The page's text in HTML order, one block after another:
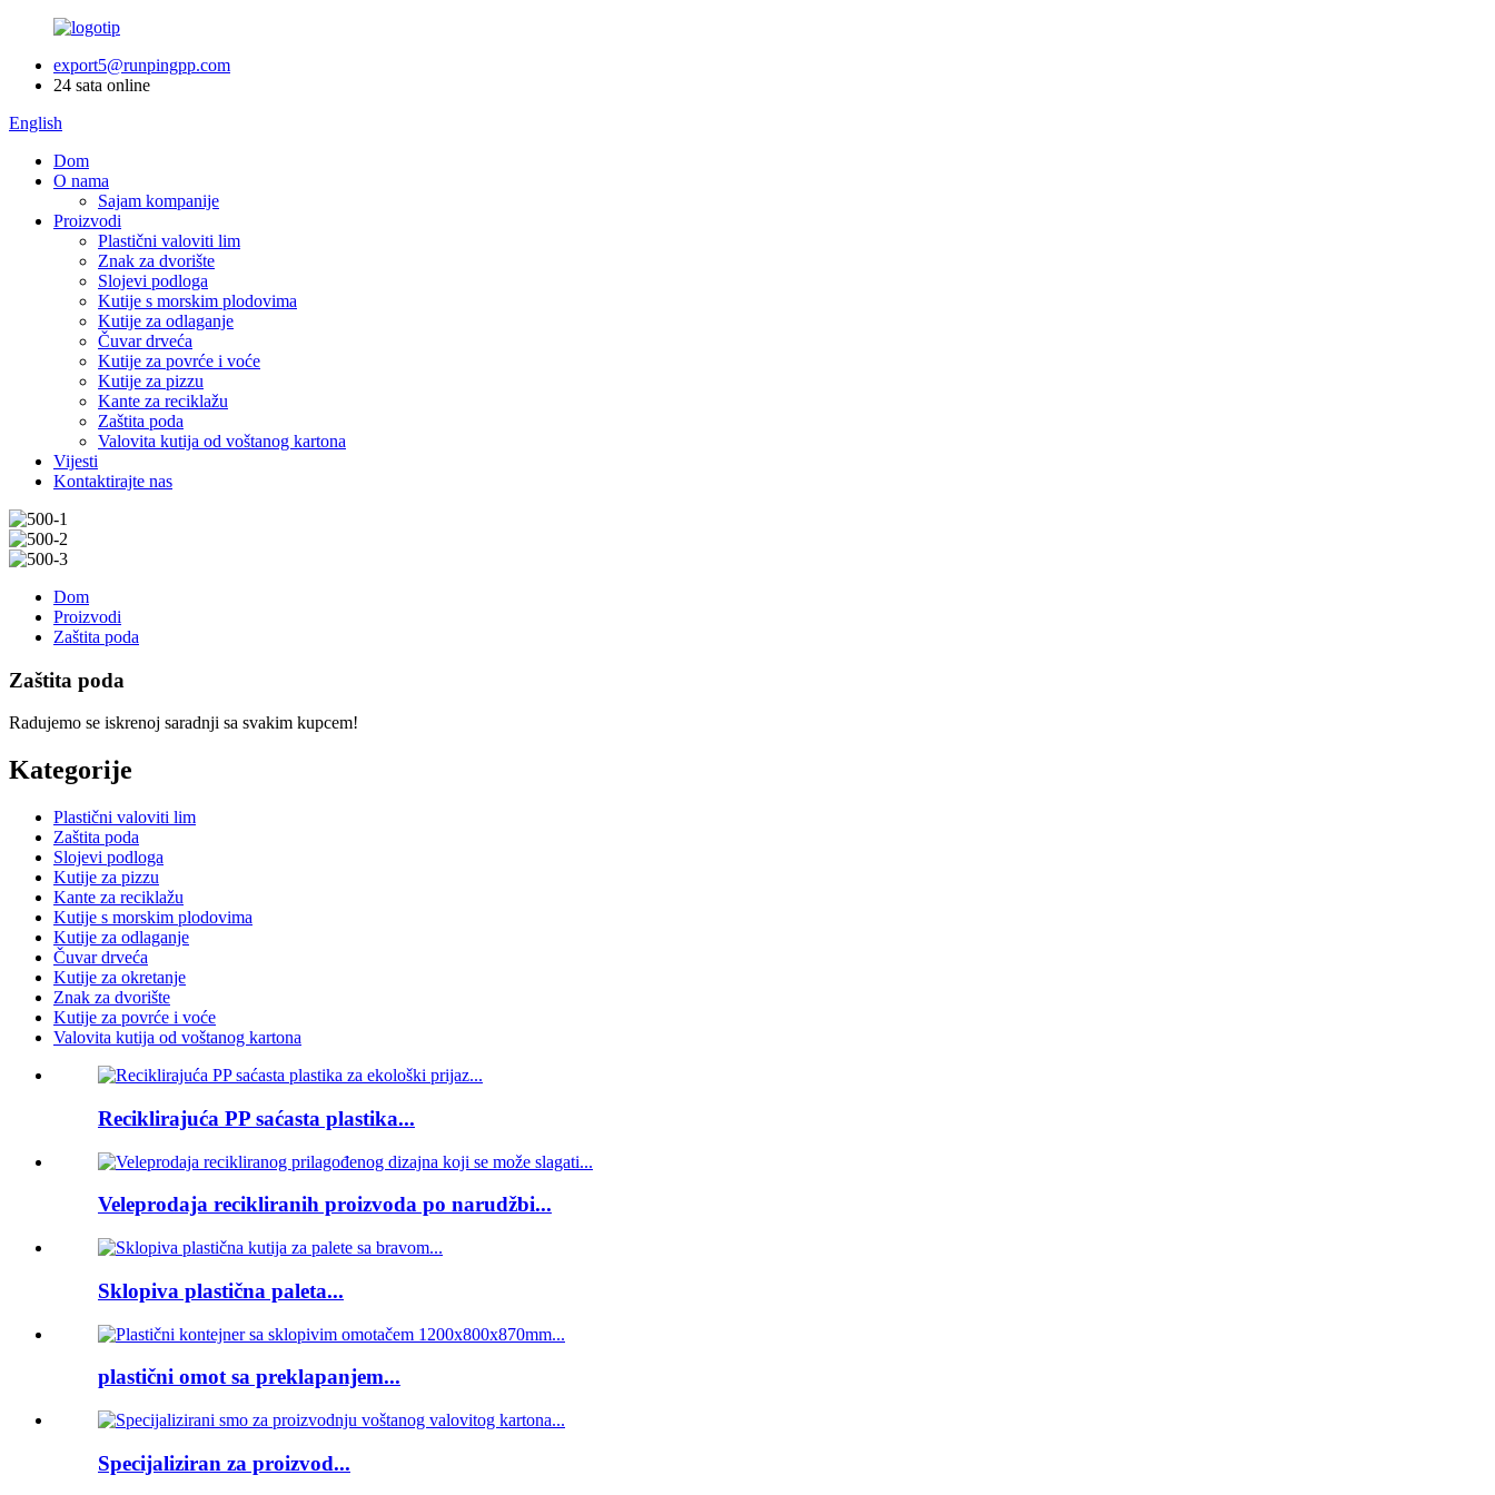
export5@runpingpp.com
24 sata online
English
Dom
O nama
Sajam kompanije
Proizvodi
Plastični valoviti lim
Znak za dvorište
Slojevi podloga
Kutije s morskim plodovima
Kutije za odlaganje
Čuvar drveća
Kutije za povrće i voće
Kutije za pizzu
Kante za reciklažu
Zaštita poda
Valovita kutija od voštanog kartona
Vijesti
Kontaktirajte nas
Dom
Proizvodi
Zaštita poda
Zaštita poda
Radujemo se iskrenoj saradnji sa svakim kupcem!
Kategorije
Plastični valoviti lim
Zaštita poda
Slojevi podloga
Kutije za pizzu
Kante za reciklažu
Kutije s morskim plodovima
Kutije za odlaganje
Čuvar drveća
Kutije za okretanje
Znak za dvorište
Kutije za povrće i voće
Valovita kutija od voštanog kartona
Reciklirajuća PP saćasta plastika...
Veleprodaja recikliranih proizvoda po narudžbi...
Sklopiva plastična paleta...
plastični omot sa preklapanjem...
Specijaliziran za proizvod...